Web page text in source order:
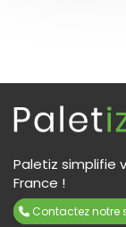
Paletiz simplifie
France !
Contactez notre